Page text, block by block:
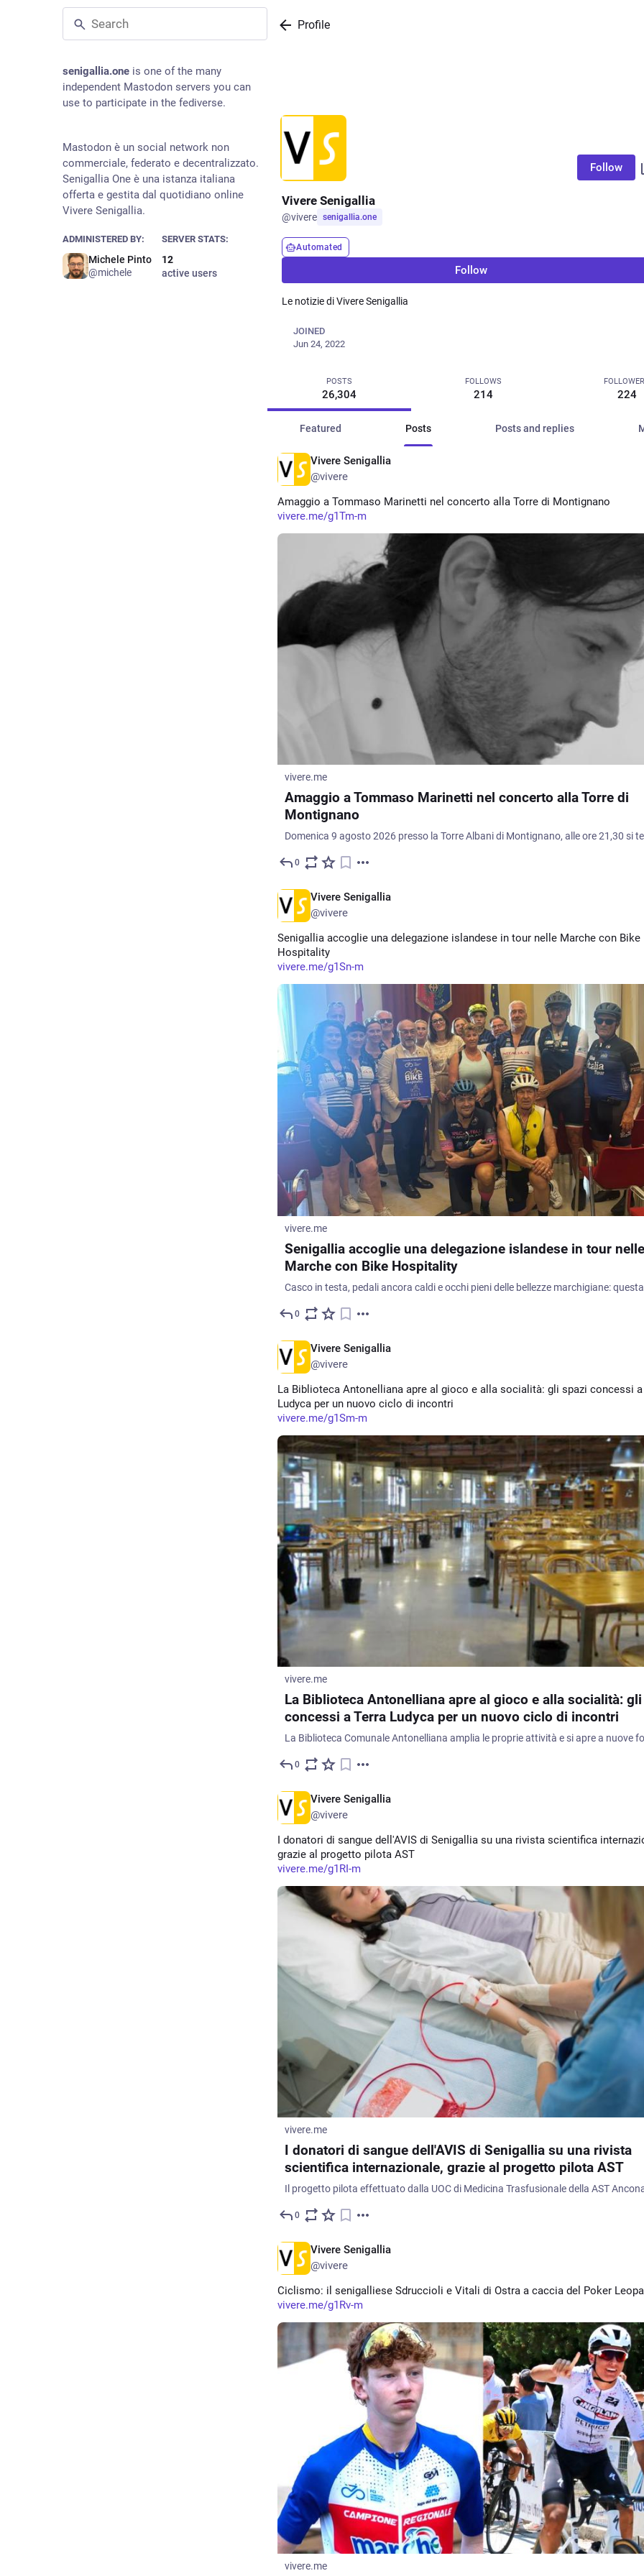
senigallia.one is one of the many
independent Mastodon servers you can
use to participate in the fediverse.
Mastodon è un social network non
commerciale, federato e decentralizzato.
Senigallia One è una istanza italiana
offerta e gestita dal quotidiano online
Vivere Senigallia.
ADMINISTERED BY:
Michele Pinto
@michele
SERVER STATS:
12
active users
Profile
Follow
Vivere Senigallia
@vivere senigallia.one
Automated
Follow
Le notizie di Vivere Senigallia
JOINED
Jun 24, 2022
POSTS
26,304
FOLLOWS
214 224
Featured Posts Posts and replies
Vivere Senigallia
@vivere
Amaggio a Tommaso Marinetti nel concerto alla Torre di Montignano
vivere.me/g1Tm-m
vivere.me
Amaggio a Tommaso Marinetti nel concerto alla Torre di
Montignano
0
Vivere Senigallia
@vivere
Senigallia accoglie una delegazione islandese in tour nelle Marche con Bike
Hospitality
vivere.me/g1Sn-m
vivere.me
Senigallia accoglie una delegazione islandese in tour nelle
Marche con Bike Hospitality
0
Vivere Senigallia
@vivere
La Biblioteca Antonelliana apre al gioco e alla socialità: gli spazi concessi a
Ludyca per un nuovo ciclo di incontri
vivere.me/g1Sm-m
vivere.me
La Biblioteca Antonelliana apre al gioco e alla socialità:
concessi a Terra Ludyca per un nuovo ciclo di incontri
0
Vivere Senigallia
@vivere
I donatori di sangue dell'AVIS di Senigallia su una rivista scientifica
grazie al progetto pilota AST
vivere.me/g1RI-m
vivere.me
I donatori di sangue dell'AVIS di Senigallia su una rivista
scientifica internazionale, grazie al progetto pilota AST
0
Vivere Senigallia
@vivere
Ciclismo: il senigalliese Sdruccioli e Vitali di Ostra a caccia del Poker
vivere.me/g1Rv-m
vivere.me